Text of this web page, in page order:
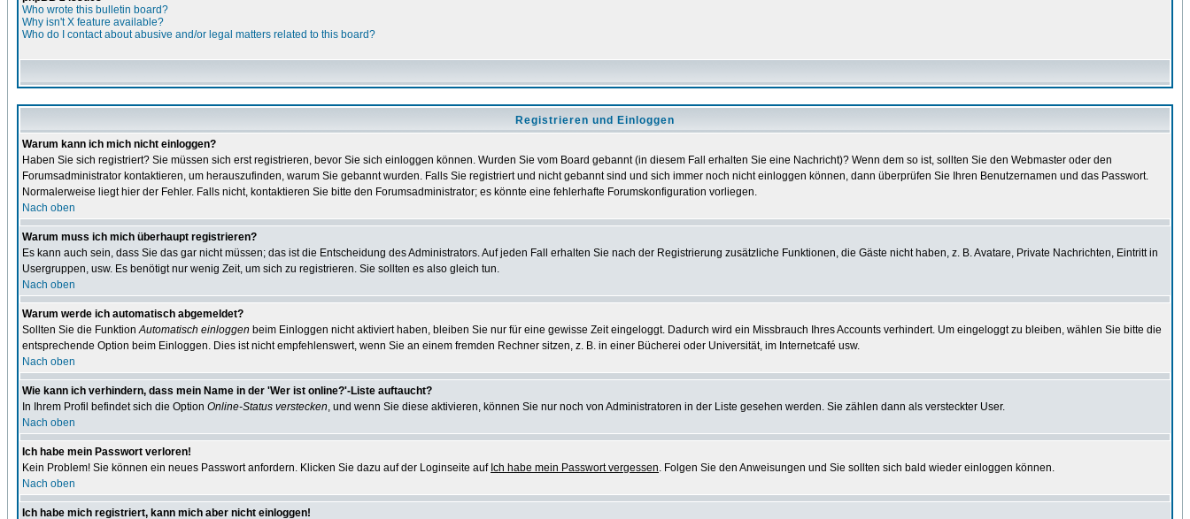
Who wrote this bulletin board?
Why isn't X feature available?
Who do I contact about abusive and/or legal matters related to this board?
Registrieren und Einloggen
Warum kann ich mich nicht einloggen?
Haben Sie sich registriert? Sie müssen sich erst registrieren, bevor Sie sich einloggen können. Wurden Sie vom Board gebannt (in diesem Fall erhalten Sie eine Nachricht)? Wenn dem so ist, sollten Sie den Webmaster oder den
Forumsadministrator kontaktieren, um herauszufinden, warum Sie gebannt wurden. Falls Sie registriert und nicht gebannt sind und sich immer noch nicht einloggen können, dann überprüfen Sie Ihren Benutzernamen und das Passwort.
Normalerweise liegt hier der Fehler. Falls nicht, kontaktieren Sie bitte den Forumsadministrator; es könnte eine fehlerhafte Forumskonfiguration vorliegen.
Nach oben
Warum muss ich mich überhaupt registrieren?
Es kann auch sein, dass Sie das gar nicht müssen; das ist die Entscheidung des Administrators. Auf jeden Fall erhalten Sie nach der Registrierung zusätzliche Funktionen, die Gäste nicht haben, z. B. Avatare, Private Nachrichten, Eintritt in
Usergruppen, usw. Es benötigt nur wenig Zeit, um sich zu registrieren. Sie sollten es also gleich tun.
Nach oben
Warum werde ich automatisch abgemeldet?
Sollten Sie die FunktionAutomatisch einloggen beim Einloggen nicht aktiviert haben, bleiben Sie nur für eine gewisse Zeit eingeloggt. Dadurch wird ein Missbrauch Ihres Accounts verhindert. Um eingeloggt zu bleiben, wählen Sie bitte die
entsprechende Option beim Einloggen. Dies ist nicht empfehlenswert, wenn Sie an einem fremden Rechner sitzen, z. B. in einer Bücherei oder Universität, im Internetcafé usw.
Nach oben
Wie kann ich verhindern, dass mein Name in der 'Wer ist online?'-Liste auftaucht?
In Ihrem Profil befindet sich die Option Online-Status verstecken, und wenn Sie diese aktivieren, können Sie nur noch von Administratoren in der Liste gesehen werden. Sie zählen dann als versteckter User.
Nach oben
Ich habe mein Passwort verloren!
Kein Problem! Sie können ein neues Passwort anfordern. Klicken Sie dazu auf der Loginseite auf Ich habe mein Passwort vergessen. Folgen Sie den Anweisungen und Sie sollten sich bald wieder einloggen können.
Nach oben
Ich habe mich registriert, kann mich aber nicht einloggen!